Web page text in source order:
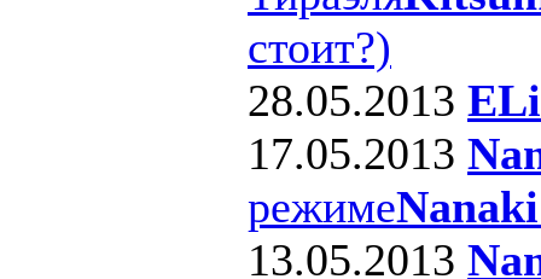
стоит?)
28.05.2013 ELi
17.05.2013
режиме
13.05.2013